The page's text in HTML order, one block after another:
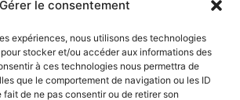
Gérer le consentement
expériences, nous utilisons des technologies
stocker et/ou accéder aux informations des
à ces technologies nous permettra de
que le comportement de navigation ou les ID
fait de ne pas consentir ou de retirer son